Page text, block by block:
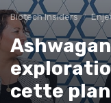
Biotech Insiders
cette